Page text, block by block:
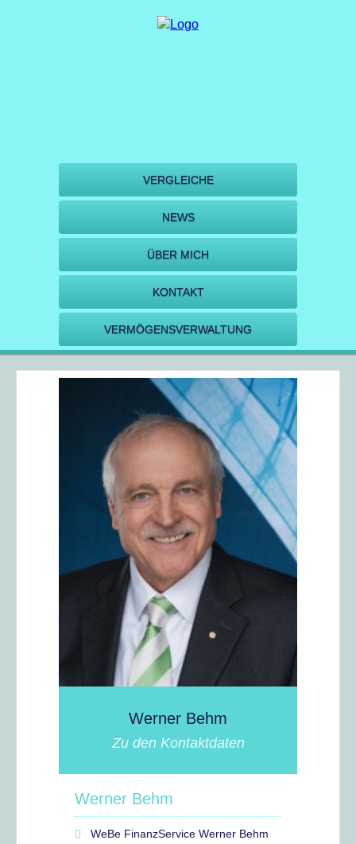
VERGLEICHE
NEWS
ÜBER MICH
KONTAKT
VERMÖGENSVERWALTUNG
Werner Behm
Zu den Kontaktdaten
Werner Behm
WeBe FinanzService Werner Behm